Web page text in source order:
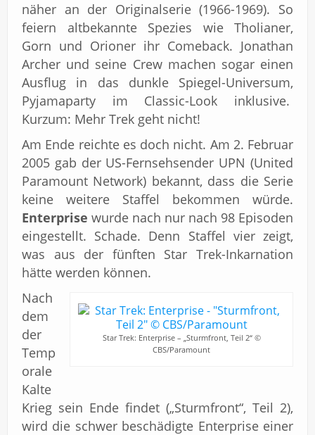
näher an der Originalserie (1966-1969). So
feiern altbekannte Spezies wie Tholianer,
Gorn und Orioner ihr Comeback. Jonathan
Archer und seine Crew machen sogar einen
Ausflug in das dunkle Spiegel-Universum,
Pyjamaparty im Classic-Look inklusive.
Kurzum: Mehr Trek geht nicht!
Am Ende reichte es doch nicht. Am 2. Februar
2005 gab der US-Fernsehsender UPN (United
Paramount Network) bekannt, dass die Serie
keine weitere Staffel bekommen würde.
Enterprise wurde nach nur nach 98 Episoden
eingestellt. Schade. Denn Staffel vier zeigt,
was aus der fünften Star Trek-Inkarnation
hätte werden können.
Star Trek: Enterprise – „Sturmfront, Teil 2“ ©
CBS/Paramount
Nach
dem
der
Temp
orale
Kalte
Krieg sein Ende findet („Sturmfront“, Teil 2),
wird die schwer beschädigte Enterprise einer